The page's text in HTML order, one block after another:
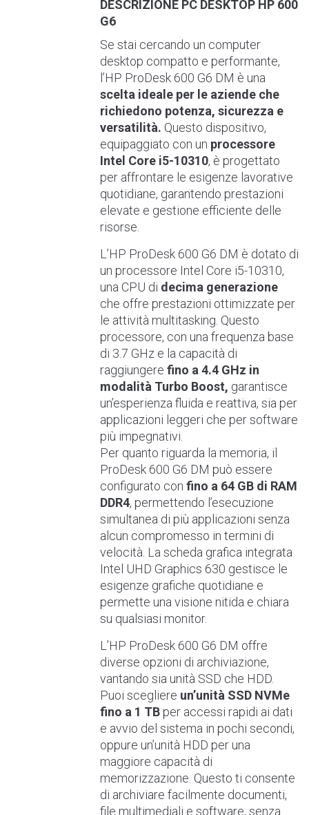
DESCRIZIONE PC DESKTOP HP 600
G6
Se stai cercando un computer
desktop compatto e performante,
l’HP ProDesk 600 G6 DM è una
scelta ideale per le aziende che
richiedono potenza, sicurezza e
versatilità. Questo dispositivo,
equipaggiato con un processore
Intel Core i5-10310, è progettato
per affrontare le esigenze lavorative
quotidiane, garantendo prestazioni
elevate e gestione efficiente delle
risorse.
L’HP ProDesk 600 G6 DM è dotato di
un processore Intel Core i5-10310,
una CPU di decima generazione
che offre prestazioni ottimizzate per
le attività multitasking. Questo
processore, con una frequenza base
di 3.7 GHz e la capacità di
raggiungere fino a 4.4 GHz in
modalità Turbo Boost, garantisce
un’esperienza fluida e reattiva, sia per
applicazioni leggeri che per software
più impegnativi.
Per quanto riguarda la memoria, il
ProDesk 600 G6 DM può essere
configurato con fino a 64 GB di RAM
DDR4, permettendo l’esecuzione
simultanea di più applicazioni senza
alcun compromesso in termini di
velocità. La scheda grafica integrata
Intel UHD Graphics 630 gestisce le
esigenze grafiche quotidiane e
permette una visione nitida e chiara
su qualsiasi monitor.
L’HP ProDesk 600 G6 DM offre
diverse opzioni di archiviazione,
vantando sia unità SSD che HDD.
Puoi scegliere un’unità SSD NVMe
fino a 1 TB per accessi rapidi ai dati
e avvio del sistema in pochi secondi,
oppure un’unità HDD per una
maggiore capacità di
memorizzazione. Questo ti consente
di archiviare facilmente documenti,
file multimediali e software, senza